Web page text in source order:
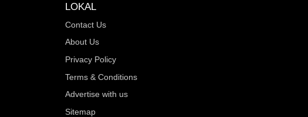
LOKAL
Contact Us
About Us
Privacy Policy
Terms & Conditions
Advertise with us
Sitemap